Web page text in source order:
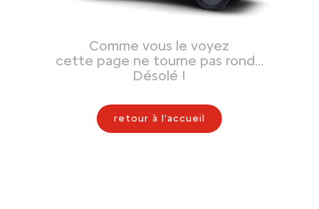
Comme vous le voyez
cette page ne tourne pas rond…
Désolé !
retour à l'accueil